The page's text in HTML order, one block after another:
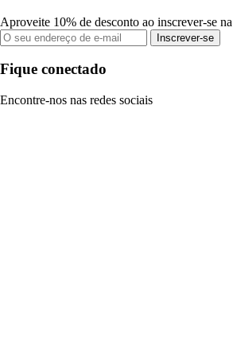
Aproveite 10% de desconto ao inscrever-se
Inscrever-se
Fique conectado
Encontre-nos nas redes sociais